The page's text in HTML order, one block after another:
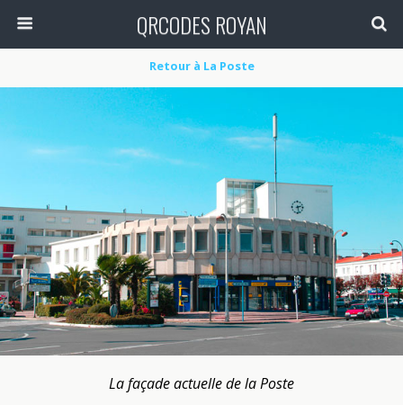
QRCODES ROYAN
Retour à La Poste
La façade actuelle de la Poste